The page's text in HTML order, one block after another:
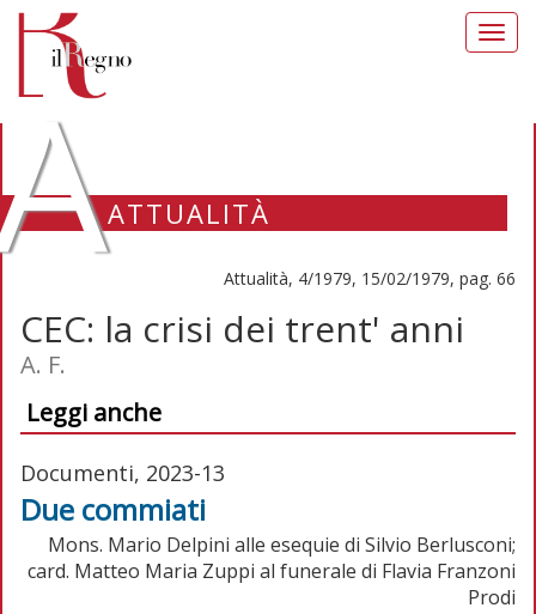
ATTUALITÀ
Attualità, 4/1979, 15/02/1979, pag. 66
CEC: la crisi dei trent' anni
A. F.
Leggi anche
Documenti, 2023-13
Due commiati
Mons. Mario Delpini alle esequie di Silvio Berlusconi;
card. Matteo Maria Zuppi al funerale di Flavia Franzoni
Prodi